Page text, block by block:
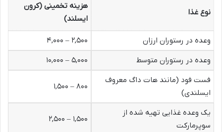
نوع غذا
هزینه تخمینی (کرون
ایسلند)
وعده در رستوران ارزان
۲,۵۰۰ – ۴,۰۰۰
وعده در رستوران متوسط
۵,۰۰۰ – ۱۰,۰۰۰
فست فود (مانند هات داگ معروف
ایسلندی)
۸۰۰ – ۱,۵۰۰
یک وعده غذایی تهیه شده از
سوپرمارکت
۱,۵۰۰ – ۲,۵۰۰